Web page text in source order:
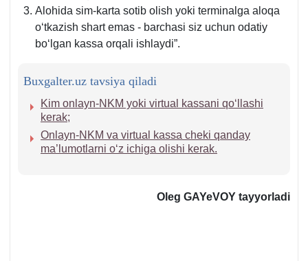
Alohida sim-karta sotib olish yoki terminalga aloqa
oʻtkazish shart emas - barchasi siz uchun odatiy
boʻlgan kassa orqali ishlaydi”.
Buxgalter.uz tavsiya qiladi
Kim onlayn-NKM yoki virtual kassani qoʻllashi
kerak;
Onlayn-NKM va virtual kassa cheki qanday
ma’lumotlarni oʻz ichiga olishi kerak.
Oleg GAYeVOY tayyorladi